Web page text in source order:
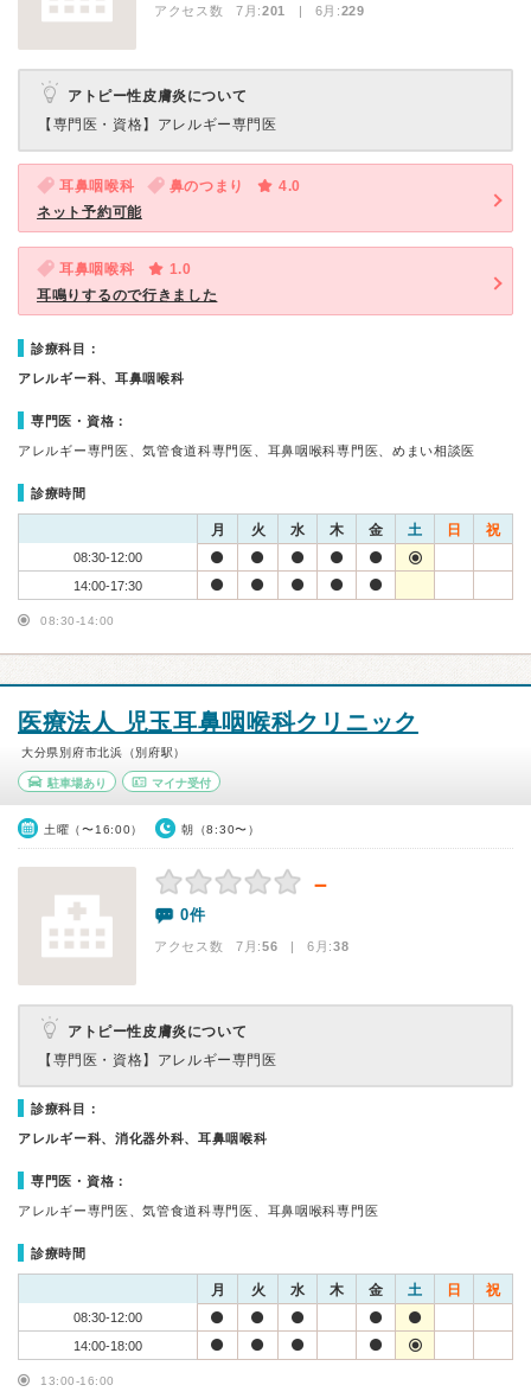
アクセス数 7月:201 | 6月:229
アトピー性皮膚炎について
【専門医・資格】 アレルギー専門医
耳鼻咽喉科 鼻のつまり
4.0
ネット予約可能
耳鼻咽喉科
1.0
耳鳴りするので行きました
診療科目：
アレルギー科、耳鼻咽喉科
専門医・資格：
アレルギー専門医、気管食道科専門医、耳鼻咽喉科専門医、めまい相談医
診療時間
月 火 水 木 金 土 日 祝
08:30-12:00
14:00-17:30
08:30-14:00
医療法人 児玉耳鼻咽喉科クリニック
大分県別府市北浜（別府駅）
駐車場あり マイナ受付
土曜（〜16:00） 朝（8:30〜）
－
0件
アクセス数 7月:56 | 6月:38
アトピー性皮膚炎について
【専門医・資格】 アレルギー専門医
診療科目：
アレルギー科、消化器外科、耳鼻咽喉科
専門医・資格：
アレルギー専門医、気管食道科専門医、耳鼻咽喉科専門医
診療時間
月 火 水 木 金 土 日 祝
08:30-12:00
14:00-18:00
13:00-16:00